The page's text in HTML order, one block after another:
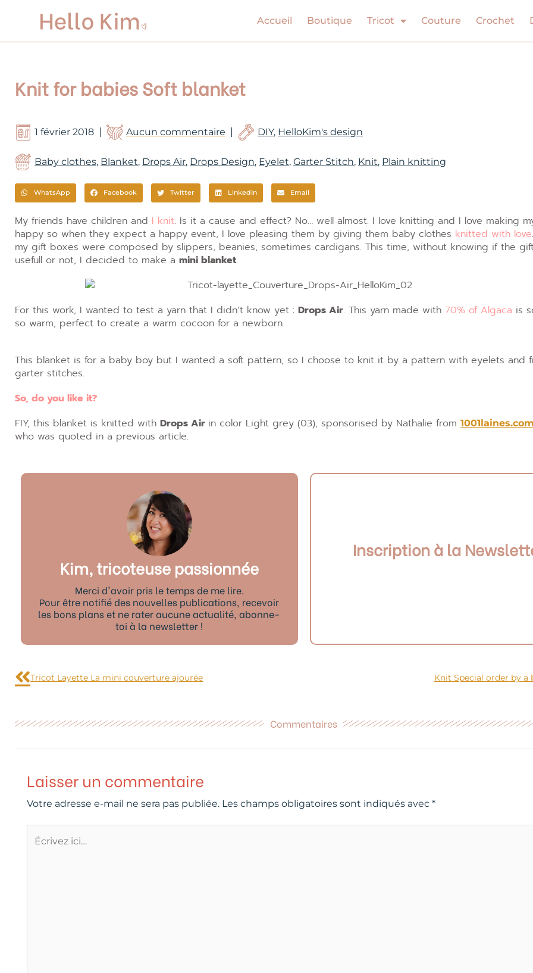
Accueil Boutique Tricot Couture Crochet
Knit for babies Soft blanket
1 février 2018 Aucun commentaire DIY, HelloKim's design
Baby clothes, Blanket, Drops Air, Drops Design, Eyelet, Garter Stitch, Knit, Plain knitting
WhatsApp Facebook Twitter LinkedIn Email
My friends have children and I knit. Is it a cause and effect? No… well almost. I love knitting and I love making
happy so when they expect a happy event, I love pleasing them by giving them baby clothes knitted with love
my gift boxes were composed by slippers, beanies, sometimes cardigans. This time, without knowing if the
usefull or not, I decided to make a mini blanket.
For this work, I wanted to test a yarn that I didn’t know yet : Drops Air. This yarn made with 70% of Algaca is
so warm, perfect to create a warm cocoon for a newborn .
This blanket is for a baby boy but I wanted a soft pattern, so I choose to knit it by a pattern with eyelets and
garter stitches.
So, do you like it?
FIY, this blanket is knitted with Drops Air in color Light grey (03), sponsorised by Nathalie from 1001laines.com
who was quoted in a previous article.
Kim, tricoteuse passionnée
Merci d'avoir pris le temps de me lire.
Pour être notifié des nouvelles publications, recevoir
les bons plans et ne rater aucune actualité, abonne-
toi à la newsletter !
Inscription à la
Tricot Layette La mini couverture ajourée Knit Special order by a
Commentaires
Laisser un commentaire
Votre adresse e-mail ne sera pas publiée. Les champs obligatoires sont indiqués avec *
ici…